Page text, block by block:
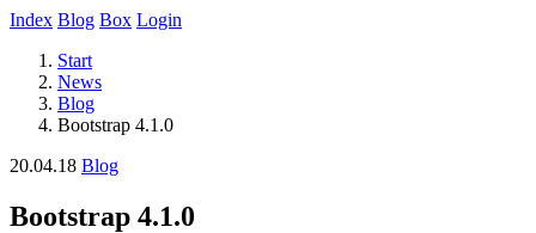
Index Blog Box Login
Start
News
Blog
Bootstrap 4.1.0
20.04.18 Blog
Bootstrap 4.1.0